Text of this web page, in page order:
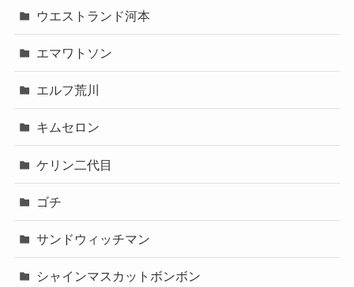
ウエストランド河本
エマワトソン
エルフ荒川
キムセロン
ケリン二代目
ゴチ
サンドウィッチマン
シャインマスカットボンボン